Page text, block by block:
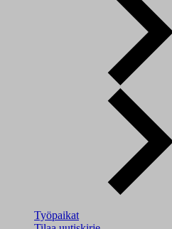
Työpaikat